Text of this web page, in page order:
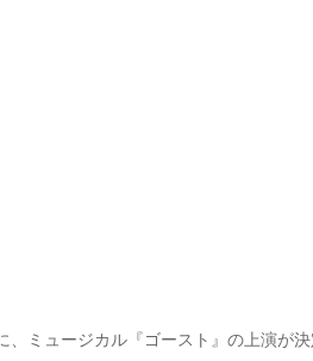
ミュージカル『ゴースト』の上演が決